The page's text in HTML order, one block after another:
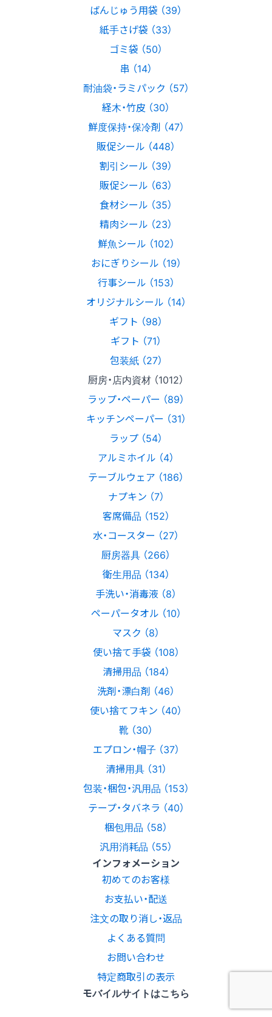
ばんじゅう用袋 （39）
紙手さげ袋 （33）
ゴミ袋 （50）
串 （14）
耐油袋・ラミパック （57）
経木・竹皮 （30）
鮮度保持・保冷剤 （47）
販促シール （448）
割引シール （39）
販促シール （63）
食材シール （35）
精肉シール （23）
鮮魚シール （102）
おにぎりシール （19）
行事シール （153）
オリジナルシール （14）
ギフト （98）
ギフト （71）
包装紙 （27）
厨房・店内資材 （1012）
ラップ・ペーパー （89）
キッチンペーパー （31）
ラップ （54）
アルミホイル （4）
テーブルウェア （186）
ナプキン （7）
客席備品 （152）
水・コースター （27）
厨房器具 （266）
衛生用品 （134）
手洗い・消毒液 （8）
ペーパータオル （10）
マスク （8）
使い捨て手袋 （108）
清掃用品 （184）
洗剤・漂白剤 （46）
使い捨てフキン （40）
靴 （30）
エプロン・帽子 （37）
清掃用具 （31）
包装・梱包・汎用品 （153）
テープ・タバネラ （40）
梱包用品 （58）
汎用消耗品 （55）
インフォメーション
初めてのお客様
お支払い・配送
注文の取り消し・返品
よくある質問
お問い合わせ
特定商取引の表示
モバイルサイトはこちら